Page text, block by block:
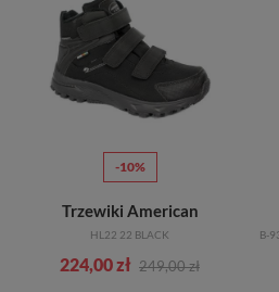
-10%
Trzewiki American
HL22 22 BLACK
224,00 zł 249,00 zł